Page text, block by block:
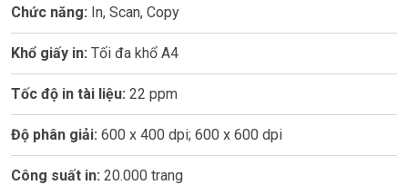
Chức năng: In, Scan, Copy
Khổ giấy in: Tối đa khổ A4
Tốc độ in tài liệu: 22 ppm
Độ phân giải: 600 x 400 dpi; 600 x 600 dpi
Công suất in: 20.000 trang